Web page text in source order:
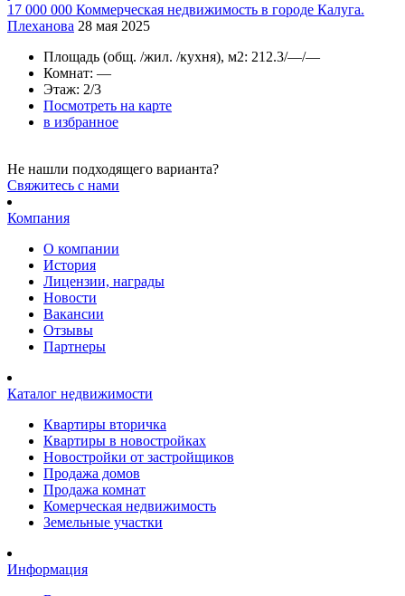
17 000 000 Коммерческая недвижимость в городе Калуга.
Плеханова 28 мая 2025
Площадь (общ. /жил. /кухня), м2: 212.3/—/—
Комнат: —
Этаж: 2/3
Посмотреть на карте
в избранное
Не нашли подходящего варианта?
Cвяжитесь с нами
Компания
О компании
История
Лицензии, награды
Новости
Вакансии
Отзывы
Партнеры
Каталог недвижимости
Квартиры вторичка
Квартиры в новостройках
Новостройки от застройщиков
Продажа домов
Продажа комнат
Комерческая недвижимость
Земельные участки
Информация